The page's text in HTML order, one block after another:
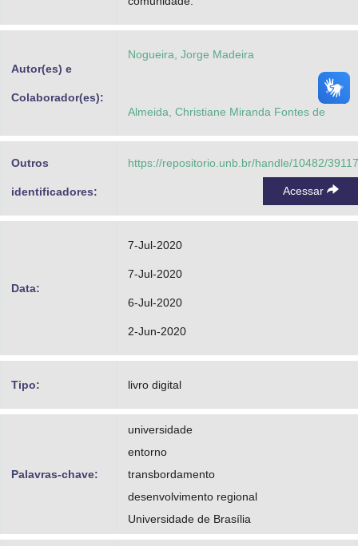
Autor(es) e
Colaborador(es):
Nogueira, Jorge Madeira
Almeida, Christiane Miranda Fontes de
Outros
identificadores:
https://repositorio.unb.br/handle/10482/39117
Acessar
Data:
7-Jul-2020
7-Jul-2020
6-Jul-2020
2-Jun-2020
Tipo: livro digital
Palavras-chave:
universidade
entorno
transbordamento
desenvolvimento regional
Universidade de Brasília